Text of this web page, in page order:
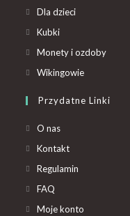
Dla dzieci
Kubki
Monety i ozdoby
Wikingowie
Przydatne Linki
O nas
Kontakt
Regulamin
FAQ
Moje konto